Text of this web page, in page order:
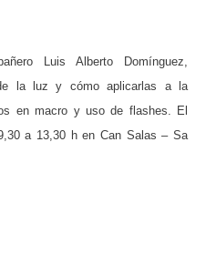
Luis Alberto Domínguez,
la luz y cómo aplicarlas a la
en macro y uso de flashes. El
a 13,30 h en Can Salas – Sa